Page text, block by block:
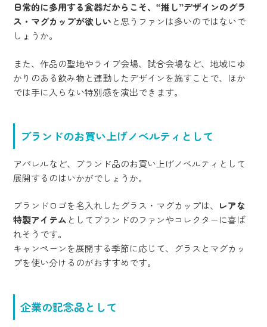
日常的に多用する食器だからこそ、“推し”デザインのグラ
ス・マグカップが欲しい と思うファンは多いのではないで
しょうか。
また、作品の聖地やライブ会場、試合会場など、地域にゆ
かりのある飲み物と連動したデザインを施すことで、ほか
では手に入らない特別感を演出できます。
ブランドのお買い上げノベルティとして
アパレルなど、ブランド品のお買い上げノベルティとして
展開するのはいかがでしょうか。
ブランドロゴを名入れしたグラス・マグカップは、 レアな
特製アイテム としてブランドのファンやコレクターに喜ば
れそうです。
キャンペーンを展開する季節に応じて、グラスとマグカッ
プを使い分けるのがおすすめです。
企業の記念品として